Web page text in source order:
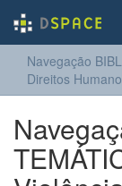
Navegação
Direitos